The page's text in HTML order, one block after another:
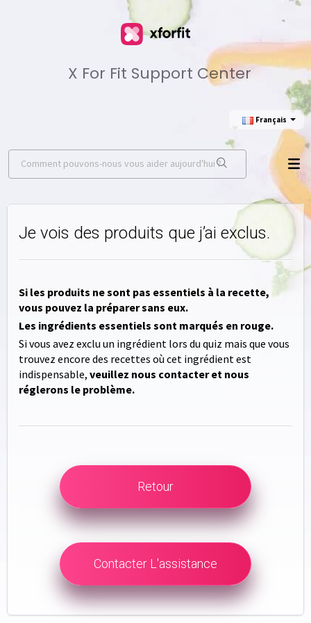
X For Fit Support Center
Français
Je vois des produits que j’ai exclus.
Si les produits ne sont pas essentiels à la recette,
vous pouvez la préparer sans eux.
Les ingrédients essentiels sont marqués en rouge.
Si vous avez exclu un ingrédient lors du quiz mais que vous
trouvez encore des recettes où cet ingrédient est
indispensable, veuillez nous contacter et nous
réglerons le problème.
Retour
Contacter L'assistance